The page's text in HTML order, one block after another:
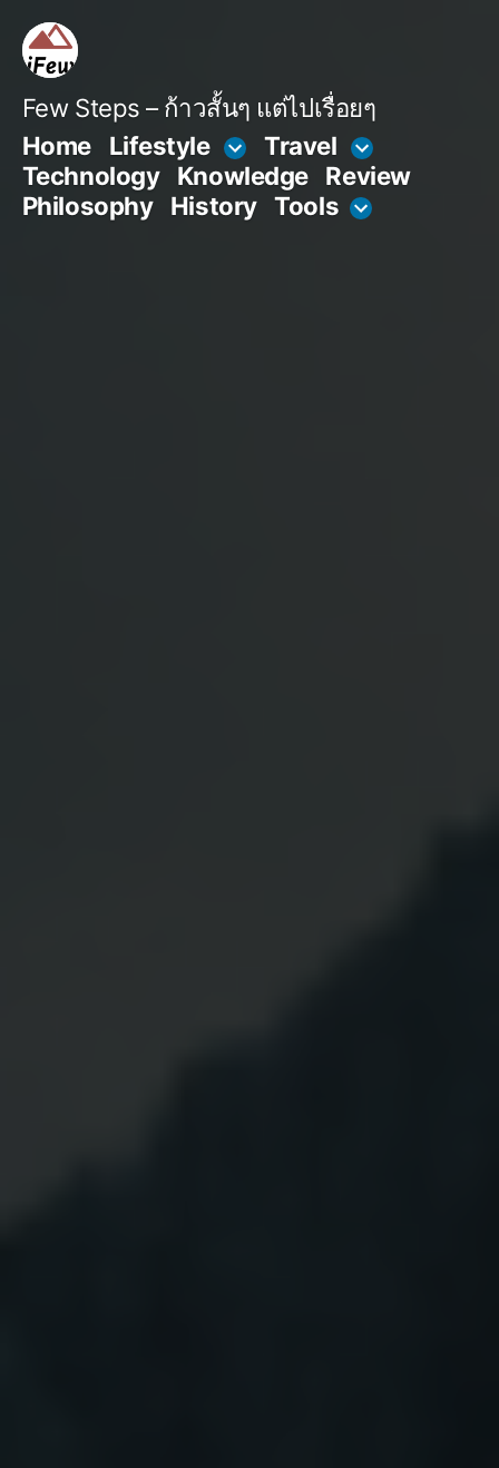
content
Few Steps – ก้าวสั้นๆ แต่ไปเรื่อยๆ
Home
Lifestyle
Travel
Technology
Knowledge Review
Philosophy
History Tools